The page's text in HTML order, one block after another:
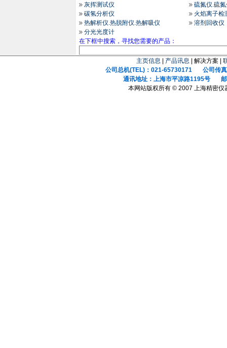
灰挥测试仪
硫氮仪.硫
碳氢分析仪
火焰离子检
热解析仪.热脱附仪.热解吸仪
溶剂回收仪
分光光度计
在下框中搜索，寻找您需要的产品：
主页信息 产品讯息 | 解决方案 |
公司总机(TEL)：021-65730171 公司传真
通讯地址：上海市平凉路1195号 邮
本网站版权所有 © 2007 上海精密仪